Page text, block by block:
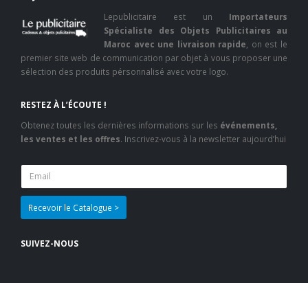
Lepublicitaire est un Importateurs
Spécialiste des Objets Publicitaires au
Maroc avec une livraison rapide , on est le
premier site web de communication par objet à vous proposer une
sélection des produits pérsonnalisé avec votre logo.
RESTEZ À L’ÉCOUTE !
Obtenez toutes les dernières informations sur les événements,
les ventes et les offres. Inscrivez-vous à la newsletter aujourd’hui
SUIVEZ-NOUS